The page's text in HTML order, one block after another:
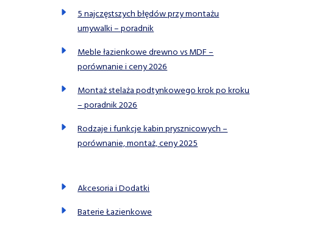
5 najczęstszych błędów przy montażu
umywalki – poradnik
Meble łazienkowe drewno vs MDF –
porównanie i ceny 2026
Montaż stelaża podtynkowego krok po kroku
– poradnik 2026
Rodzaje i funkcje kabin prysznicowych –
porównanie, montaż, ceny 2025
Akcesoria i Dodatki
Baterie Łazienkowe